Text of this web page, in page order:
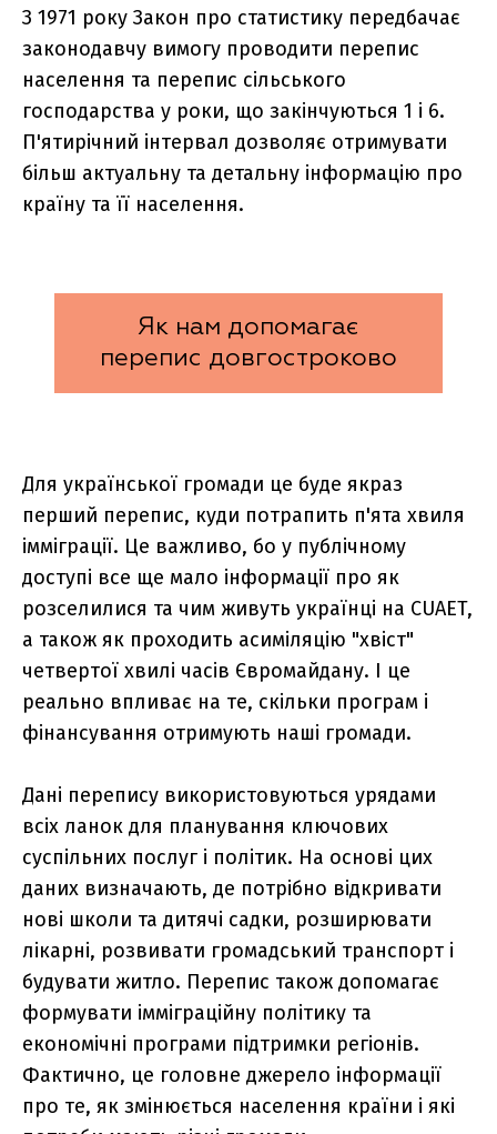
З 1971 року Закон про статистику передбачає
законодавчу вимогу проводити перепис
населення та перепис сільського
господарства у роки, що закінчуються 1 і 6.
П'ятирічний інтервал дозволяє отримувати
більш актуальну та детальну інформацію про
країну та її населення.
Як нам допомагає
перепис довгостроково
Для української громади це буде якраз
перший перепис, куди потрапить п'ята хвиля
імміграції. Це важливо, бо у публічному
доступі все ще мало інформації про як
розселилися та чим живуть українці на CUAET,
а також як проходить асиміляцію "хвіст"
четвертої хвилі часів Євромайдану. І це
реально впливає на те, скільки програм і
фінансування отримують наші громади.
Дані перепису використовуються урядами
всіх ланок для планування ключових
суспільних послуг і політик. На основі цих
даних визначають, де потрібно відкривати
нові школи та дитячі садки, розширювати
лікарні, розвивати громадський транспорт і
будувати житло. Перепис також допомагає
формувати імміграційну політику та
економічні програми підтримки регіонів.
Фактично, це головне джерело інформації
про те, як змінюється населення країни і які